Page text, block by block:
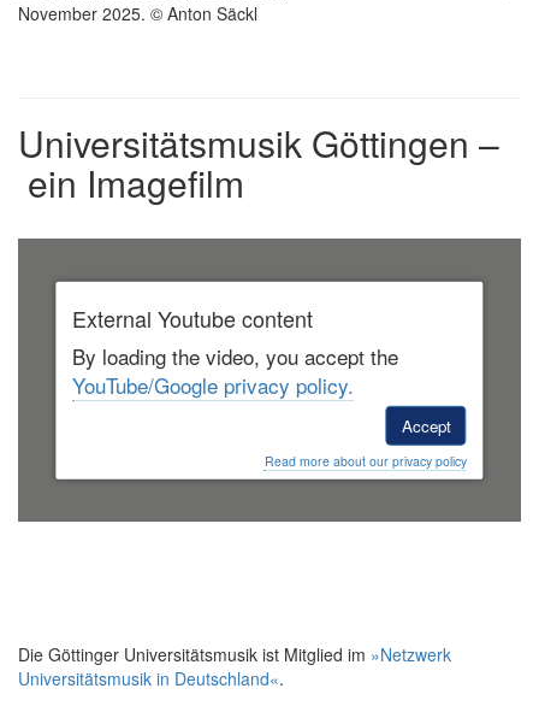
November 2025. © Anton Säckl
Universitätsmusik Göttingen –
ein Imagefilm
External Youtube content
By loading the video, you accept the
YouTube/Google privacy policy.
Accept
Read more about our privacy policy
Die Göttinger Universitätsmusik ist Mitglied im »Netzwerk
Universitätsmusik in Deutschland«.